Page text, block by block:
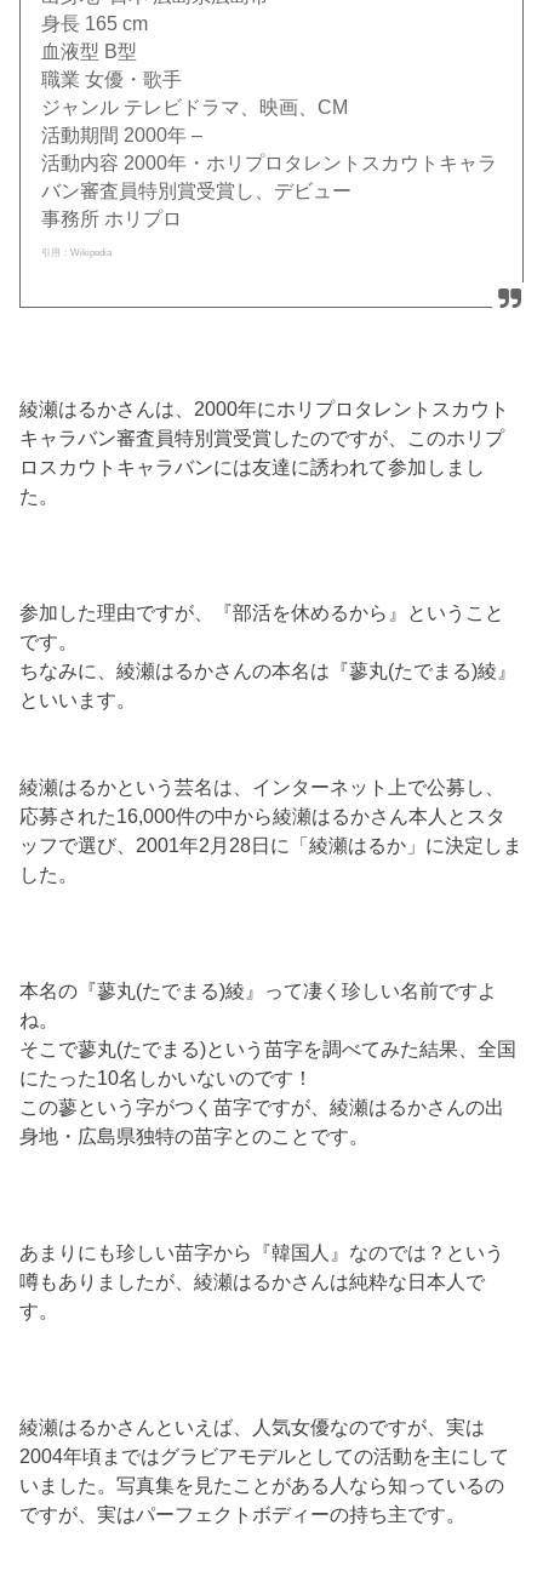
身長 165 cm
血液型 B型
職業 女優・歌手
ジャンル テレビドラマ、映画、CM
活動期間 2000年 –
活動内容 2000年・ホリプロタレントスカウトキャラ
バン審査員特別賞受賞し、デビュー
事務所 ホリプロ
引用：Wikipedia
綾瀬はるかさんは、2000年にホリプロタレントスカウト
キャラバン審査員特別賞受賞したのですが、このホリプ
ロスカウトキャラバンには友達に誘われて参加しまし
た。
参加した理由ですが、『部活を休めるから』ということ
です。
ちなみに、綾瀬はるかさんの本名は『蓼丸(たでまる)綾』
といいます。
綾瀬はるかという芸名は、インターネット上で公募し、
応募された16,000件の中から綾瀬はるかさん本人とスタ
ッフで選び、2001年2月28日に「綾瀬はるか」に決定しま
した。
本名の『蓼丸(たでまる)綾』って凄く珍しい名前ですよ
ね。
そこで蓼丸(たでまる)という苗字を調べてみた結果、全国
にたった10名しかいないのです！
この蓼という字がつく苗字ですが、綾瀬はるかさんの出
身地・広島県独特の苗字とのことです。
あまりにも珍しい苗字から『韓国人』なのでは？という
噂もありましたが、綾瀬はるかさんは純粋な日本人で
す。
綾瀬はるかさんといえば、人気女優なのですが、実は
2004年頃まではグラビアモデルとしての活動を主にして
いました。写真集を見たことがある人なら知っているの
ですが、実はパーフェクトボディーの持ち主です。